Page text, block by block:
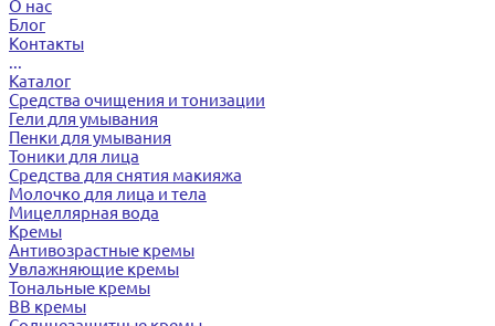
О нас
Блог
Контакты
...
Каталог
Средства очищения и тонизации
Гели для умывания
Пенки для умывания
Тоники для лица
Средства для снятия макияжа
Молочко для лица и тела
Мицеллярная вода
Кремы
Антивозрастные кремы
Увлажняющие кремы
Тональные кремы
BB кремы